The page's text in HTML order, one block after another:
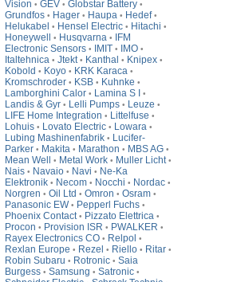
Vision • GEV • Globstar Battery •
Grundfos • Hager • Haupa • Hedef •
Helukabel • Hensel Electric • Hitachi •
Honeywell • Husqvarna •
IFM
Electronic Sensors • IMIT • IMO •
Italtehnica • Jtekt • Kanthal • Knipex •
Kobold • Koyo • KRK Karaca •
Kromschroder • KSB • Kuhnke •
Lamborghini Calor • Lamina S I •
Landis & Gyr • Lelli Pumps • Leuze •
LIFE Home Integration • Littelfuse •
Lohuis • Lovato Electric • Lowara •
Lubing Mashinenfabrik • Lucifer-
Parker • Makita • Marathon • MBS AG •
Mean Well • Metal Work • Muller Licht •
Nais • Navaio • Navi • Ne-Ka
Elektronik • Necom • Nocchi • Nordac •
Norgren • Oil Ltd • Omron • Osram •
Panasonic EW • Pepperl Fuchs •
Phoenix Contact • Pizzato Elettrica •
Procon • Provision ISR • PWALKER •
Rayex Electronics CO • Relpol •
Rexlan Europe • Rezel • Riello • Ritar •
Robin Subaru • Rotronic • Saia
Burgess • Samsung • Satronic •